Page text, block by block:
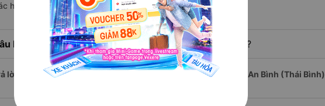
hãng nổi bật gồm:An Bình (Thái Bình), Tân Aba,...
hỏi: Xe limousine nào khởi hành từ Sài Gòn sớm nhất?
lời: Chuyến limousine sớm nhất khởi hành lúc 2:03, do nhà xe An Bình (Thái Bình)